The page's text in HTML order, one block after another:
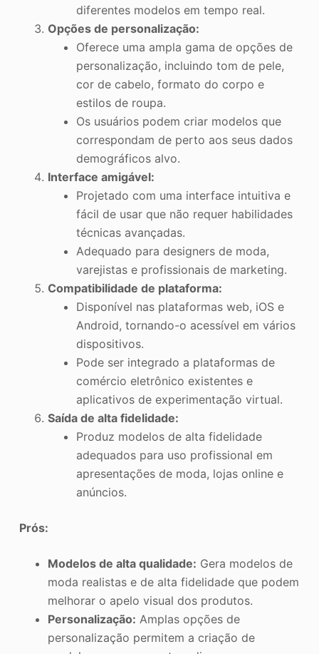
diferentes modelos em tempo real.
Opções de personalização:
Oferece uma ampla gama de opções de
personalização, incluindo tom de pele,
cor de cabelo, formato do corpo e
estilos de roupa.
Os usuários podem criar modelos que
correspondam de perto aos seus dados
demográficos alvo.
Interface amigável:
Projetado com uma interface intuitiva e
fácil de usar que não requer habilidades
técnicas avançadas.
Adequado para designers de moda,
varejistas e profissionais de marketing.
Compatibilidade de plataforma:
Disponível nas plataformas web, iOS e
Android, tornando-o acessível em vários
dispositivos.
Pode ser integrado a plataformas de
comércio eletrônico existentes e
aplicativos de experimentação virtual.
Saída de alta fidelidade:
Produz modelos de alta fidelidade
adequados para uso profissional em
apresentações de moda, lojas online e
anúncios.
Prós:
Modelos de alta qualidade: Gera modelos de
moda realistas e de alta fidelidade que podem
melhorar o apelo visual dos produtos.
Personalização: Amplas opções de
personalização permitem a criação de